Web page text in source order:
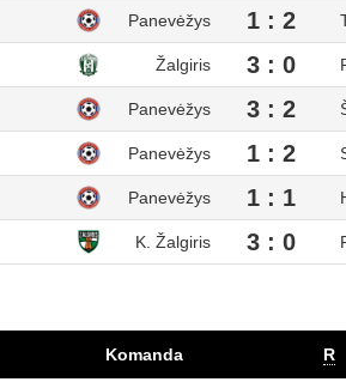
Panevėžys 1 : 2
Žalgiris 3 : 0
Panevėžys 3 : 2
Panevėžys 1 : 2
Panevėžys 1 : 1
K. Žalgiris 3 : 0
Komanda R